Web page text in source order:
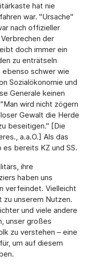
hat nie
war. "Ursache"
nach offizieller
der
doch immer ein
zu enträtseln
ebenso schwer wie
Sozialökonomie und
Generale keinen
wird nicht zögern
Gewalt die Herde
beseitigen." [Die
a.a.O.] Als das
bereits KZ und SS.
ihre
haben uns
verfeindet. Vielleicht
zu unserem Nutzen.
und viele andere
unser großes
zu verstehen – eine
um auf diesem